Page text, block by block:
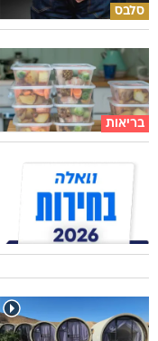
סלבס
בריאות